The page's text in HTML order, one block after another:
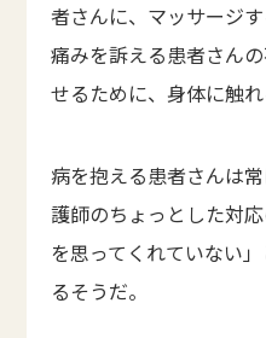
者さんに、マッサージ
痛みを訴える患者さん
せるために、身体に触れ
病を抱える患者さんは
護師のちょっとした対
を思ってくれていない
るそうだ。